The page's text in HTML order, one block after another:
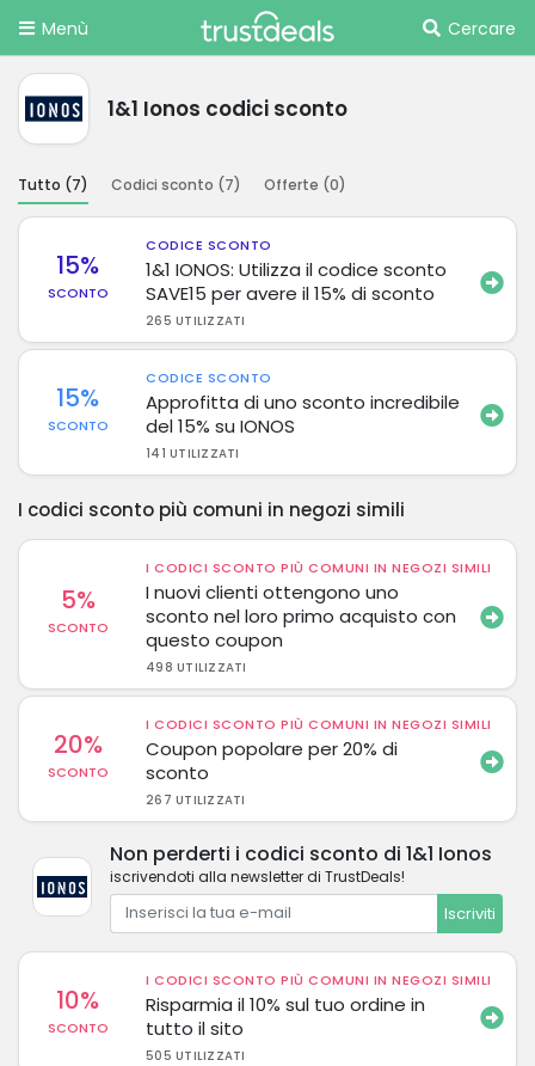
Menù Cercare
1&1 Ionos codici sconto
Tutto (7) Codici sconto (7) Offerte (0)
15%
SCONTO
CODICE SCONTO
1&1 IONOS: Utilizza il codice sconto
SAVE15 per avere il 15% di sconto
265 UTILIZZATI
15%
SCONTO
CODICE SCONTO
Approfitta di uno sconto incredibile
del 15% su IONOS
141 UTILIZZATI
I codici sconto più comuni in negozi simili
5%
SCONTO
I CODICI SCONTO PIÙ COMUNI IN NEGOZI SIMILI
I nuovi clienti ottengono uno
sconto nel loro primo acquisto con
questo coupon
498 UTILIZZATI
20%
SCONTO
I CODICI SCONTO PIÙ COMUNI IN NEGOZI SIMILI
Coupon popolare per 20% di
sconto
267 UTILIZZATI
Non perderti i codici sconto di 1&1 Ionos
iscrivendoti alla newsletter di TrustDeals!
Iscriviti
10%
SCONTO
I CODICI SCONTO PIÙ COMUNI IN NEGOZI SIMILI
Risparmia il 10% sul tuo ordine in
tutto il sito
505 UTILIZZATI